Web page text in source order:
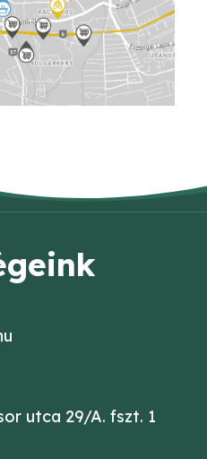
utca 29/A. fszt. 1